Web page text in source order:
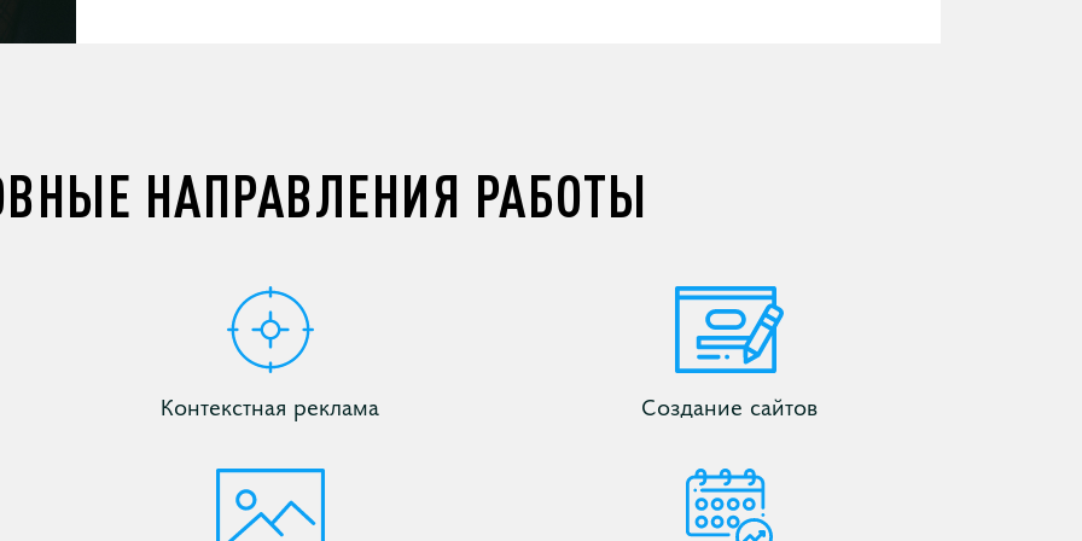
НАПРАВЛЕНИЯ РАБОТЫ
Контекстная реклама Создание сайтов